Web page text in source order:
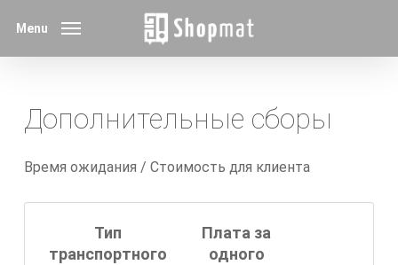
Menu
Дополнительные сборы
Время ожидания / Стоимость для клиента
Тип
транспортного
Плата за
одного